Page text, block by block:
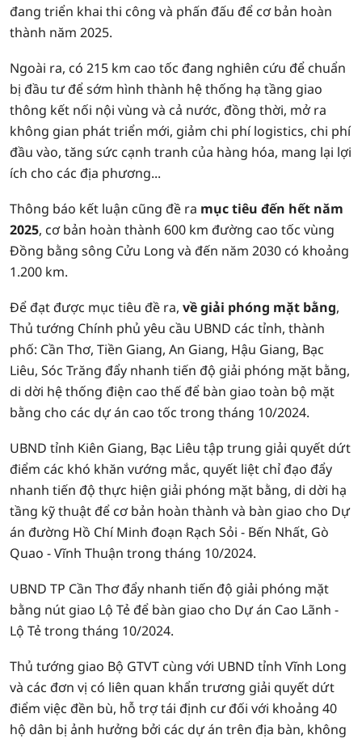
đang triển khai thi công và phấn đấu để cơ bản hoàn
thành năm 2025.
Ngoài ra, có 215 km cao tốc đang nghiên cứu để chuẩn
bị đầu tư để sớm hình thành hệ thống hạ tầng giao
thông kết nối nội vùng và cả nước, đồng thời, mở ra
không gian phát triển mới, giảm chi phí logistics, chi phí
đầu vào, tăng sức cạnh tranh của hàng hóa, mang lại lợi
ích cho các địa phương...
Thông báo kết luận cũng đề ra mục tiêu đến hết năm
2025, cơ bản hoàn thành 600 km đường cao tốc vùng
Đồng bằng sông Cửu Long và đến năm 2030 có khoảng
1.200 km.
Để đạt được mục tiêu đề ra, về giải phóng mặt bằng,
Thủ tướng Chính phủ yêu cầu UBND các tỉnh, thành
phố: Cần Thơ, Tiền Giang, An Giang, Hậu Giang, Bạc
Liêu, Sóc Trăng đẩy nhanh tiến độ giải phóng mặt bằng,
di dời hệ thống điện cao thế để bàn giao toàn bộ mặt
bằng cho các dự án cao tốc trong tháng 10/2024.
UBND tỉnh Kiên Giang, Bạc Liêu tập trung giải quyết dứt
điểm các khó khăn vướng mắc, quyết liệt chỉ đạo đẩy
nhanh tiến độ thực hiện giải phóng mặt bằng, di dời hạ
tầng kỹ thuật để cơ bản hoàn thành và bàn giao cho Dự
án đường Hồ Chí Minh đoạn Rạch Sỏi - Bến Nhất, Gò
Quao - Vĩnh Thuận trong tháng 10/2024.
UBND TP Cần Thơ đẩy nhanh tiến độ giải phóng mặt
bằng nút giao Lộ Tẻ để bàn giao cho Dự án Cao Lãnh -
Lộ Tẻ trong tháng 10/2024.
Thủ tướng giao Bộ GTVT cùng với UBND tỉnh Vĩnh Long
và các đơn vị có liên quan khẩn trương giải quyết dứt
điểm việc đền bù, hỗ trợ tái định cư đối với khoảng 40
hộ dân bị ảnh hưởng bởi các dự án trên địa bàn, không